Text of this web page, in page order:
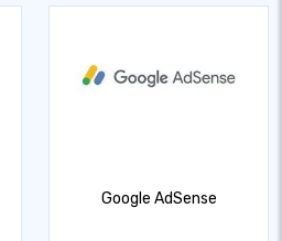
Google AdSense